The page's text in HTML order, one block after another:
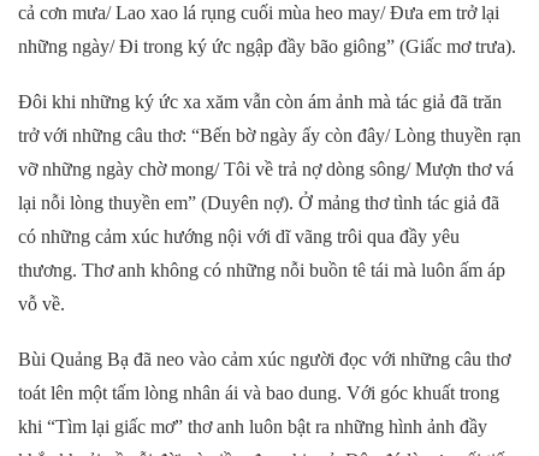
cả cơn mưa/ Lao xao lá rụng cuối mùa heo may/ Đưa em trở lại
những ngày/ Đi trong ký ức ngập đầy bão giông” (Giấc mơ trưa).
Đôi khi những ký ức xa xăm vẫn còn ám ảnh mà tác giả đã trăn
trở với những câu thơ: “Bến bờ ngày ấy còn đây/ Lòng thuyền rạn
vỡ những ngày chờ mong/ Tôi về trả nợ dòng sông/ Mượn thơ vá
lại nỗi lòng thuyền em” (Duyên nợ). Ở mảng thơ tình tác giả đã
có những cảm xúc hướng nội với dĩ vãng trôi qua đầy yêu
thương. Thơ anh không có những nỗi buồn tê tái mà luôn ấm áp
vỗ về.
Bùi Quảng Bạ đã neo vào cảm xúc người đọc với những câu thơ
toát lên một tấm lòng nhân ái và bao dung. Với góc khuất trong
khi “Tìm lại giấc mơ” thơ anh luôn bật ra những hình ảnh đầy